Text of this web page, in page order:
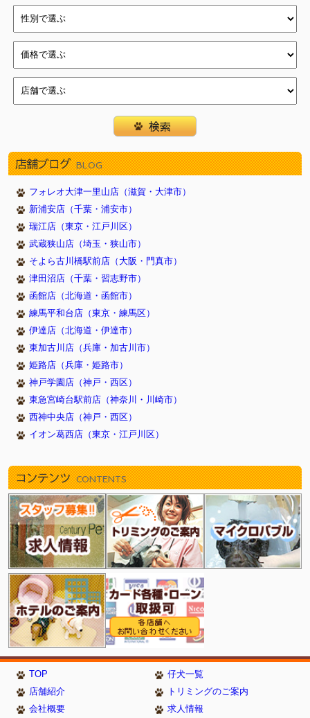
店舗ブログ BLOG
フォレオ大津一里山店（滋賀・大津市）
新浦安店（千葉・浦安市）
瑞江店（東京・江戸川区）
武蔵狭山店（埼玉・狭山市）
そよら古川橋駅前店（大阪・門真市）
津田沼店（千葉・習志野市）
函館店（北海道・函館市）
練馬平和台店（東京・練馬区）
伊達店（北海道・伊達市）
東加古川店（兵庫・加古川市）
姫路店（兵庫・姫路市）
神戸学園店（神戸・西区）
東急宮崎台駅前店（神奈川・川崎市）
西神中央店（神戸・西区）
イオン葛西店（東京・江戸川区）
コンテンツ CONTENTS
TOP
仔犬一覧
店舗紹介
トリミングのご案内
会社概要
求人情報